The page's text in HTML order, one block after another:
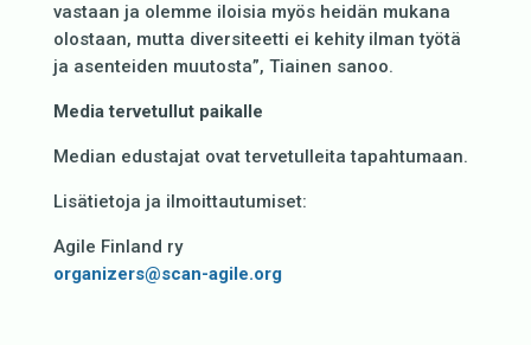
vastaan ja olemme iloisia myös heidän mukana
olostaan, mutta diversiteetti ei kehity ilman työtä
ja asenteiden muutosta”, Tiainen sanoo.
Media tervetullut paikalle
Median edustajat ovat tervetulleita tapahtumaan.
Lisätietoja ja ilmoittautumiset:
Agile Finland ry
organizers@scan-agile.org